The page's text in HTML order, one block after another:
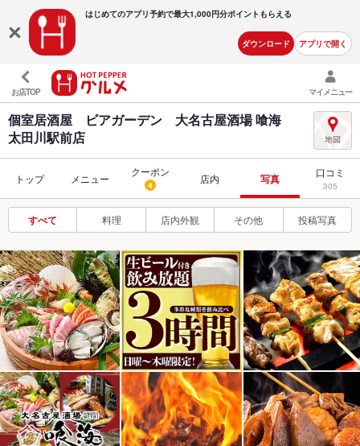
はじめてのアプリ予約で最大1,000円分ポイントもらえる
ダウンロード アプリで開く
お店TOP マイメニュー
個室居酒屋 ビアガーデン 大名古屋酒場 喰海
太田川駅前店
トップ メニュー
クーポン
4 店内 写真 口コミ
305
すべて 料理 店内外観 その他 投稿写真